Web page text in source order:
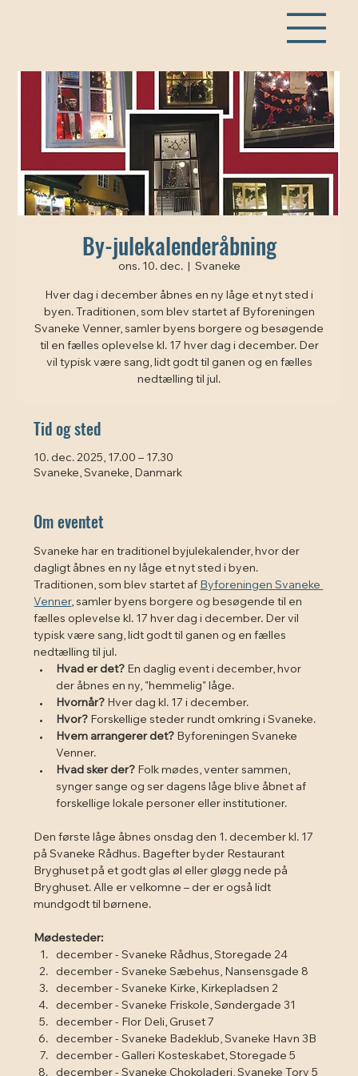
By-julekalenderåbning
ons. 10. dec.
  |
Svaneke
Hver dag i december åbnes en ny låge et nyt sted i
byen. Traditionen, som blev startet af Byforeningen
Svaneke Venner, samler byens borgere og besøgende
til en fælles oplevelse kl. 17 hver dag i december. Der
vil typisk være sang, lidt godt til ganen og en fælles
nedtælling til jul.
Tid og sted
10. dec. 2025, 17.00 – 17.30
Svaneke, Svaneke, Danmark
Om eventet
Svaneke har en traditionel byjulekalender, hvor der
dagligt åbnes en ny låge et nyt sted i byen.
Traditionen, som blev startet af Byforeningen Svaneke
Venner, samler byens borgere og besøgende til en
fælles oplevelse kl. 17 hver dag i december. Der vil
typisk være sang, lidt godt til ganen og en fælles
nedtælling til jul.
Hvad er det? En daglig event i december, hvor
der åbnes en ny, "hemmelig" låge.
Hvornår? Hver dag kl. 17 i december.
Hvor? Forskellige steder rundt omkring i Svaneke.
Hvem arrangerer det? Byforeningen Svaneke
Venner.
Hvad sker der? Folk mødes, venter sammen,
synger sange og ser dagens låge blive åbnet af
forskellige lokale personer eller institutioner.
Den første låge åbnes onsdag den 1. december kl. 17
på Svaneke Rådhus. Bagefter byder Restaurant
Bryghuset på et godt glas øl eller gløgg nede på
Bryghuset. Alle er velkomne – der er også lidt
mundgodt til børnene.
Mødesteder:
december - Svaneke Rådhus, Storegade 24
december - Svaneke Sæbehus, Nansensgade 8
december - Svaneke Kirke, Kirkepladsen 2
december - Svaneke Friskole, Søndergade 31
december - Flor Deli, Gruset 7
december - Svaneke Badeklub, Svaneke Havn 3B
december - Galleri Kosteskabet, Storegade 5
december - Svaneke Chokoladeri, Svaneke Torv 5